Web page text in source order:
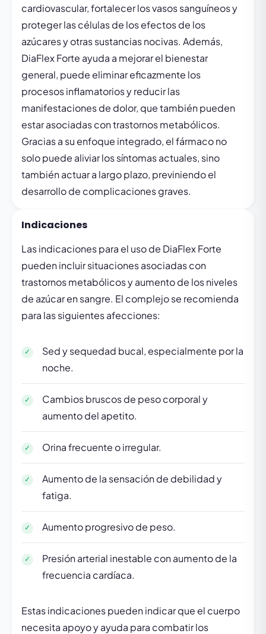
cardiovascular, fortalecer los vasos sanguíneos y
proteger las células de los efectos de los
azúcares y otras sustancias nocivas. Además,
DiaFlex Forte ayuda a mejorar el bienestar
general, puede eliminar eficazmente los
procesos inflamatorios y reducir las
manifestaciones de dolor, que también pueden
estar asociadas con trastornos metabólicos.
Gracias a su enfoque integrado, el fármaco no
solo puede aliviar los síntomas actuales, sino
también actuar a largo plazo, previniendo el
desarrollo de complicaciones graves.
Indicaciones
Las indicaciones para el uso de DiaFlex Forte
pueden incluir situaciones asociadas con
trastornos metabólicos y aumento de los niveles
de azúcar en sangre. El complejo se recomienda
para las siguientes afecciones:
Sed y sequedad bucal, especialmente por la
noche.
Cambios bruscos de peso corporal y
aumento del apetito.
Orina frecuente o irregular.
Aumento de la sensación de debilidad y
fatiga.
Aumento progresivo de peso.
Presión arterial inestable con aumento de la
frecuencia cardíaca.
Estas indicaciones pueden indicar que el cuerpo
necesita apoyo y ayuda para combatir los